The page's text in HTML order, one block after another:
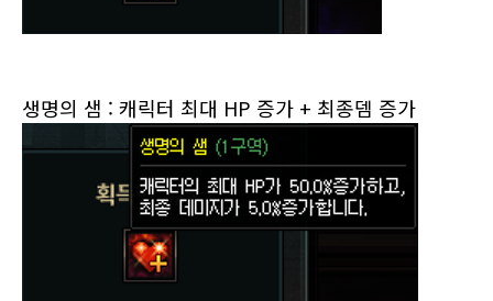
생명의 샘 : 캐릭터 최대 HP 증가 + 최종뎀 증가